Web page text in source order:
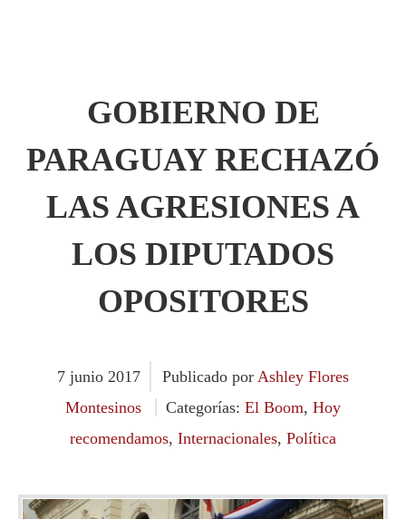
GOBIERNO DE
PARAGUAY RECHAZÓ
LAS AGRESIONES A
LOS DIPUTADOS
OPOSITORES
7 junio 2017 Publicado por Ashley Flores
Montesinos
Categorías: El Boom, Hoy
recomendamos, Internacionales, Política